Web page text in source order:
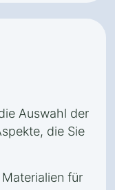
Auswahl der
die Sie
für